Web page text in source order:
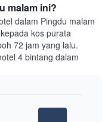
malam ini?
dalam Pingdu malam
kos purata
72 jam yang lalu.
4 bintang dalam